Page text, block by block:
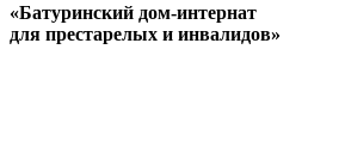
«Батуринский дом-интернат
для престарелых и инвалидов»